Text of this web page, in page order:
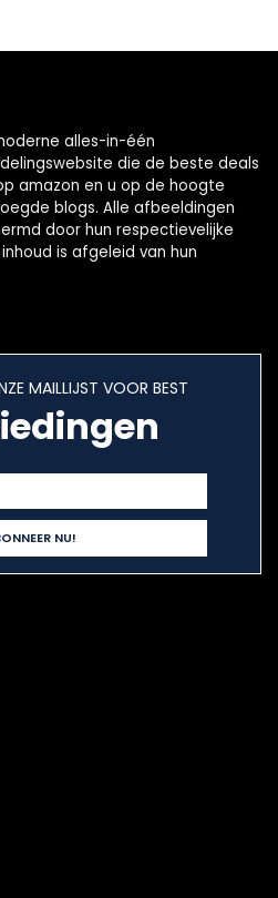
alles-in-één
die de beste deals
amazon en u op de hoogte
blogs. Alle afbeeldingen
door hun respectievelijke
is afgeleid van hun
MAILLIJST VOOR BEST